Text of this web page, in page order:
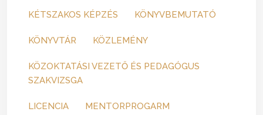
KÉTSZAKOS KÉPZÉS KÖNYVBEMUTATÓ
KÖNYVTÁR KÖZLEMÉNY
KÖZOKTATÁSI VEZETŐ ÉS PEDAGÓGUS
SZAKVIZSGA
LICENCIA MENTORPROGARM